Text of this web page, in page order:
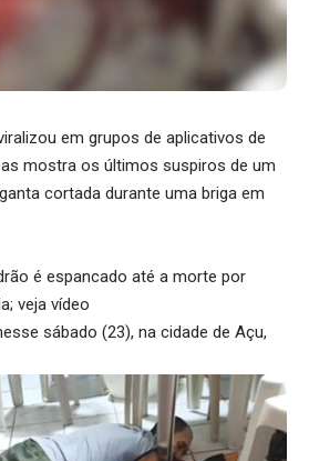
em grupos de aplicativos de
mostra os últimos suspiros de um
cortada durante uma briga em
é espancado até a morte por
veja vídeo
sábado (23), na cidade de Açu,